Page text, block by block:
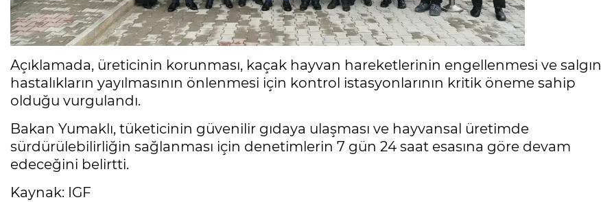
Açıklamada, üreticinin korunması, kaçak hayvan hareketlerinin engellenmesi ve salgın
hastalıkların yayılmasının önlenmesi için kontrol istasyonlarının kritik öneme sahip
olduğu vurgulandı.
Bakan Yumaklı, tüketicinin güvenilir gıdaya ulaşması ve hayvansal üretimde
sürdürülebilirliğin sağlanması için denetimlerin 7 gün 24 saat esasına göre devam
edeceğini belirtti.
Kaynak: IGF